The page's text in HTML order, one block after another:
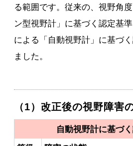
る範囲です。従来の、視野角
ン型視野計」に基づく認定基
による「自動視野計」に基づ
ました。
（1）改正後の視野障害
自動視野計に基づ